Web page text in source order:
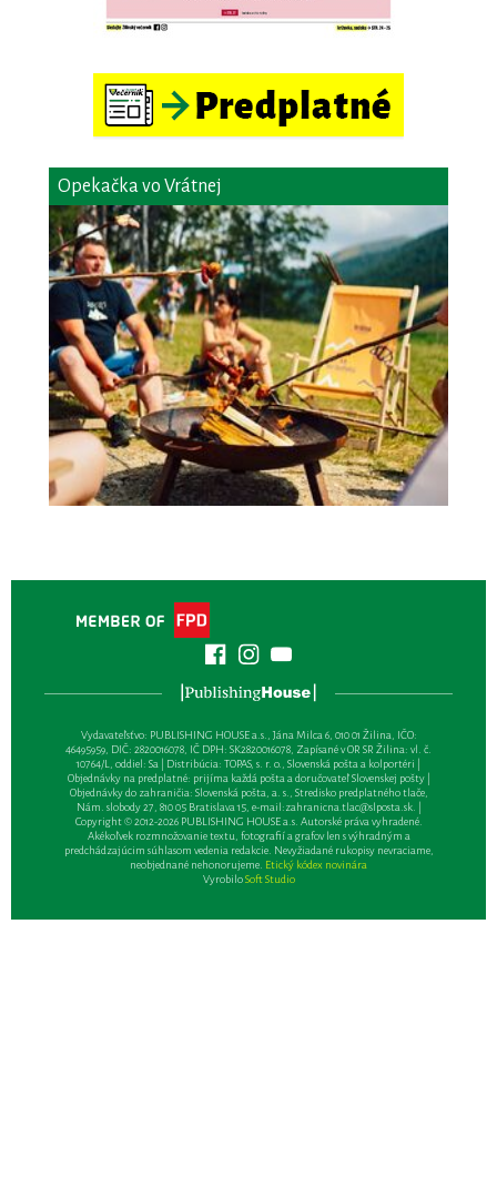
Opekačka vo Vrátnej
Vydavateľsťvo: PUBLISHING HOUSE a.s., Jána Milca 6, 010 01 Žilina, IČO:
46495959, DIČ: 2820016078, IČ DPH: SK2820016078, Zapísané v OR SR Žilina: vl. č.
10764/L, oddiel: Sa | Distribúcia: TOPAS, s. r. o., Slovenská pošta a kolportéri |
Objednávky na predplatné: prijíma každá pošta a doručovateľ Slovenskej pošty |
Objednávky do zahraničia: Slovenská pošta, a. s., Stredisko predplatného tlače,
Nám. slobody 27, 810 05 Bratislava 15, e-mail:zahranicna.tlac@slposta.sk. |
Copyright © 2012-2026 PUBLISHING HOUSE a.s. Autorské práva vyhradené.
Akékoľvek rozmnožovanie textu, fotografií a grafov len s výhradným a
predchádzajúcim súhlasom vedenia redakcie. Nevyžiadané rukopisy nevraciame,
neobjednané nehonorujeme. Etický kódex novinára
VyrobiloSoft Studio